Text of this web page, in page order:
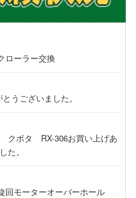
ローラー交換
うございました。
クボタ RX-306お買い上げあ
た。
モーターオーバーホール